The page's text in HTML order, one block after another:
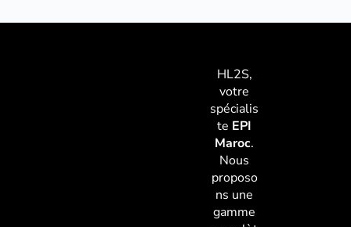
HL2S,
votre
spécialis
te EPI
Maroc.
Nous
proposo
ns une
gamme